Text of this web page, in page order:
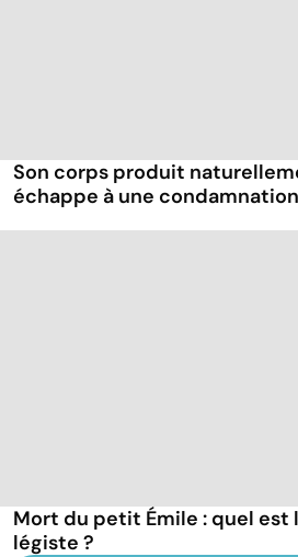
Son corps produit
échappe à une
Mort du petit Émile : quel est
légiste ?